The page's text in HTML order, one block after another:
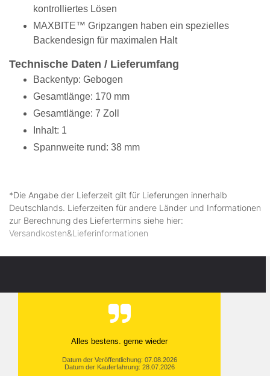
kontrolliertes Lösen
MAXBITE™ Gripzangen haben ein spezielles
Backendesign für maximalen Halt
Technische Daten / Lieferumfang
Backentyp: Gebogen
Gesamtlänge: 170 mm
Gesamtlänge: 7 Zoll
Inhalt: 1
Spannweite rund: 38 mm
*Die Angabe der Lieferzeit gilt für Lieferungen innerhalb
Deutschlands. Lieferzeiten für andere Länder und Informationen
zur Berechnung des Liefertermins siehe hier:
Versandkosten&Lieferinformationen
Alles bestens. gerne wieder
Datum der Veröffentlichung: 07.08.2026
Datum der Kauferfahrung: 28.07.2026